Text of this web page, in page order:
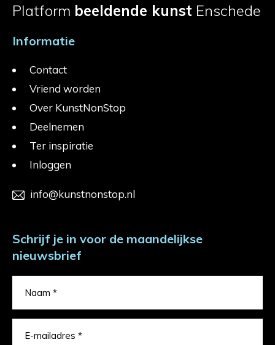
Platform beeldende kunst Enschede
Informatie
Contact
Vriend worden
Over KunstNonStop
Deelnemen
Ter inspiratie
Inloggen
info@kunstnonstop.nl
Schrijf je in voor de maandelijkse
nieuwsbrief